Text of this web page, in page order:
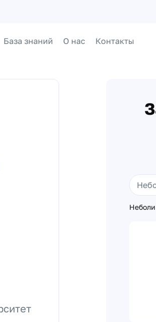
База знаний О нас Контакты